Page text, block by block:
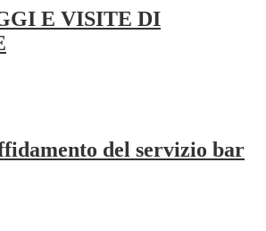
E VISITE DI
del servizio bar